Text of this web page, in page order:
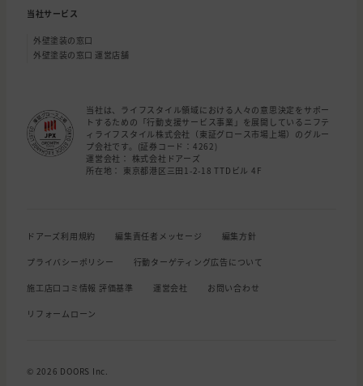
当社サービス
外壁塗装の窓口
外壁塗装の窓口 運営店舗
当社は、ライフスタイル領域における人々の意思決定をサポー
トするための「行動支援サービス事業」を展開しているニフテ
ィライフスタイル株式会社（東証グロース市場上場）のグルー
プ会社です。(証券コード：4262)
運営会社： 株式会社ドアーズ
所在地： 東京都港区三田1-2-18 TTDビル 4F
ドアーズ利用規約 編集責任者メッセージ 編集方針
プライバシーポリシー 行動ターゲティング広告について
施工店口コミ情報 評価基準 運営会社 お問い合わせ
リフォームローン
© 2026 DOORS Inc.